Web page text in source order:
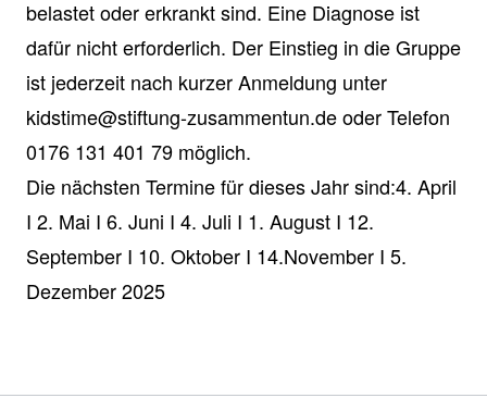
belastet oder erkrankt sind. Eine Diagnose ist
dafür nicht erforderlich. Der Einstieg in die Gruppe
ist jederzeit nach kurzer Anmeldung unter
kidstime@stiftung-zusammentun.de oder Telefon
0176 131 401 79 möglich.
Die nächsten Termine für dieses Jahr sind:4. April
I 2. Mai I 6. Juni I 4. Juli I 1. August I 12.
September I 10. Oktober I 14.November I 5.
Dezember 2025